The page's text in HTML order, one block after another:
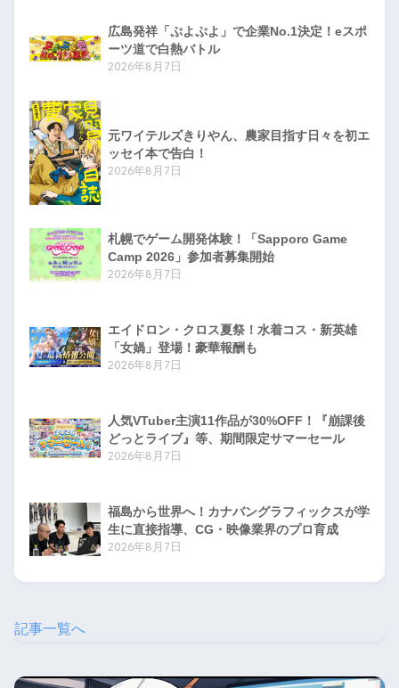
広島発祥「ぷよぷよ」で企業No.1決定！eスポ
ーツ道で白熱バトル
2026年8月7日
元ワイテルズきりやん、農家目指す日々を初エ
ッセイ本で告白！
2026年8月7日
札幌でゲーム開発体験！「Sapporo Game
Camp 2026」参加者募集開始
2026年8月7日
エイドロン・クロス夏祭！水着コス・新英雄
「女媧」登場！豪華報酬も
2026年8月7日
人気VTuber主演11作品が30%OFF！『崩課後
どっとライブ』等、期間限定サマーセール
2026年8月7日
福島から世界へ！カナバングラフィックスが学
生に直接指導、CG・映像業界のプロ育成
2026年8月7日
記事一覧へ